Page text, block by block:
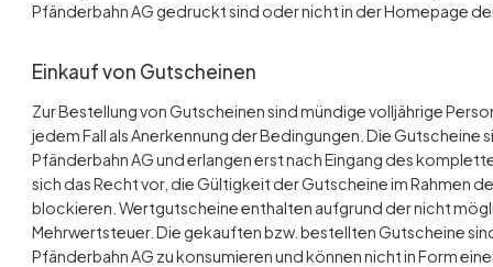
Pfänderbahn AG gedruckt sind oder nicht in der Homepage
Einkauf von Gutscheinen
Zur Bestellung von Gutscheinen sind mündige volljährige
jedem Fall als Anerkennung der Bedingungen. Die Gutscheine
Pfänderbahn AG und erlangen erst nach Eingang des
sich das Recht vor, die Gültigkeit der Gutscheine im Rahmen
blockieren. Wertgutscheine enthalten aufgrund der nicht
Mehrwertsteuer. Die gekauften bzw. bestellten Gutscheine
Pfänderbahn AG zu konsumieren und können nicht in Form